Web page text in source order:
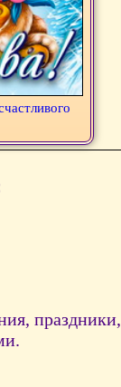
праздники,